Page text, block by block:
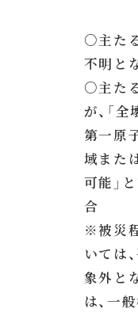
○主た
不明と
○主た
が、「
第一原
域また
可能」
合
※被災
いては
象外と
は、一